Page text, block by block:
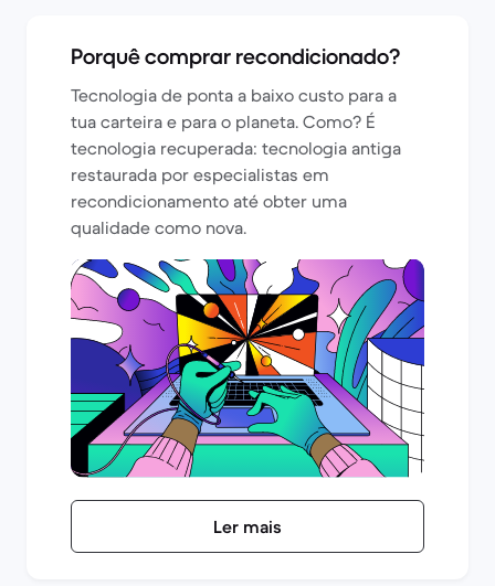
Porquê comprar recondicionado?
Tecnologia de ponta a baixo custo para a
tua carteira e para o planeta. Como? É
tecnologia recuperada: tecnologia antiga
restaurada por especialistas em
recondicionamento até obter uma
qualidade como nova.
Ler mais